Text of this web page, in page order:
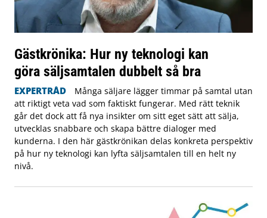
Gästkrönika: Hur ny teknologi kan
göra säljsamtalen dubbelt så bra
EXPERTRÅD
Många säljare lägger timmar på samtal utan
att riktigt veta vad som faktiskt fungerar. Med rätt teknik
går det dock att få nya insikter om sitt eget sätt att sälja,
utvecklas snabbare och skapa bättre dialoger med
kunderna. I den här gästkrönikan delas konkreta perspektiv
på hur ny teknologi kan lyfta säljsamtalen till en helt ny
nivå.